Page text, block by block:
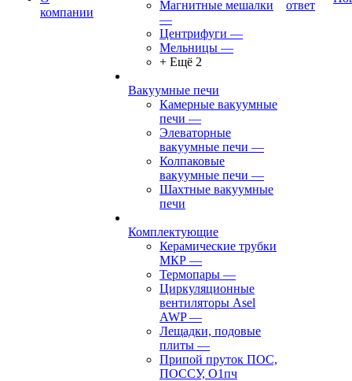
компании
Магнитные мешалки
—
Центрифуги —
Мельницы —
+ Ещё 2
Вакуумные печи
Камерные вакуумные
печи —
Элеваторные
вакуумные печи —
Колпаковые
вакуумные печи —
Шахтные вакуумные
печи
Комплектующие
Керамические трубки
МКР —
Термопары —
Циркуляционные
вентиляторы Asel
AWP—
Лещадки, подовые
плиты —
Припой пруток ПОС,
ПОССУ, О1пч
ответ